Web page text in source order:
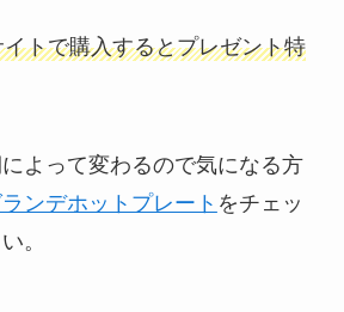
トで購入するとプレゼント特
よって変わるので気になる方
ンデホットプレート をチェッ
。